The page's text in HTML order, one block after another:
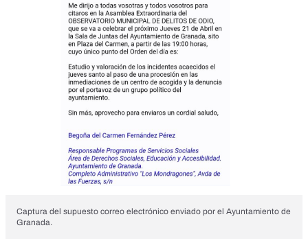
Captura del supuesto correo electrónico enviado por el Ayuntamiento de
Granada.